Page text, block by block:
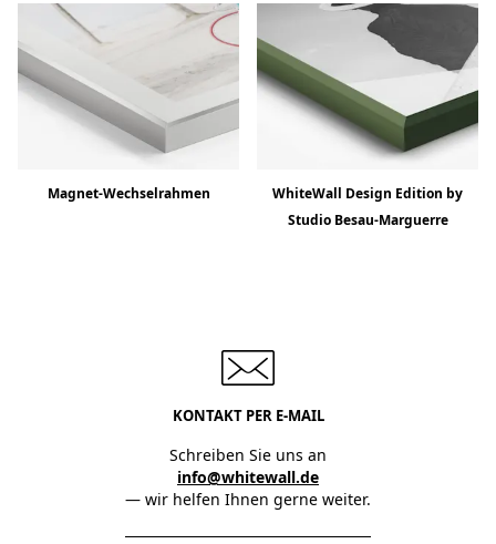
Magnet-Wechselrahmen
WhiteWall Design Edition by
Studio Besau-Marguerre
KONTAKT PER E-MAIL
Schreiben Sie uns an
info@whitewall.de
— wir helfen Ihnen gerne weiter.